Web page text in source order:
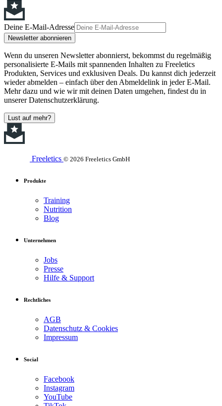
Deine E-Mail-Adresse
Newsletter abonnieren
Wenn du unseren Newsletter abonnierst, bekommst du regelmäßig
personalisierte E-Mails mit spannenden Inhalten zu Freeletics
Produkten, Services und exklusiven Deals. Du kannst dich jederzeit
wieder abmelden – einfach über den Abmeldelink in jeder E-Mail.
Mehr dazu und wie wir mit deinen Daten umgehen, findest du in
unserer Datenschutzerklärung.
Lust auf mehr?
Freeletics © 2026 Freeletics GmbH
Produkte
Training
Nutrition
Blog
Unternehmen
Jobs
Presse
Hilfe & Support
Rechtliches
AGB
Datenschutz & Cookies
Impressum
Social
Facebook
Instagram
YouTube